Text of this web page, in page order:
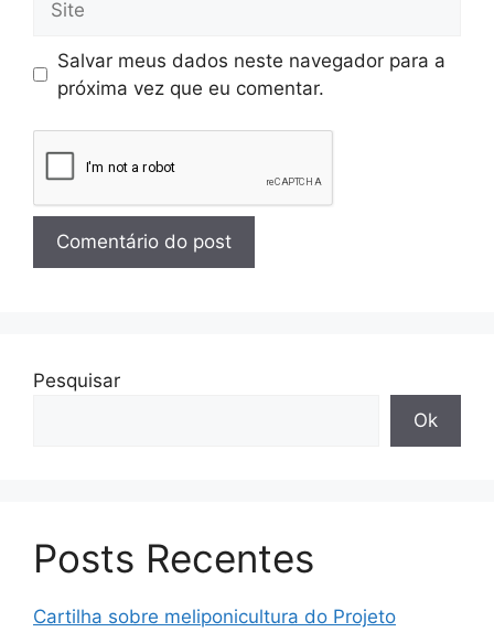
Salvar meus dados neste navegador para a
próxima vez que eu comentar.
Pesquisar
Ok
Posts Recentes
Cartilha sobre meliponicultura do Projeto